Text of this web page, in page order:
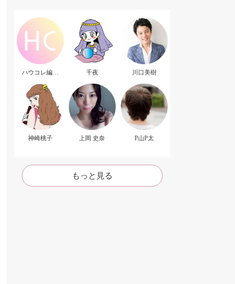
ハウコレ編集
千夜 川口美樹
神崎桃子 上岡 史奈 P山P太
もっと見る